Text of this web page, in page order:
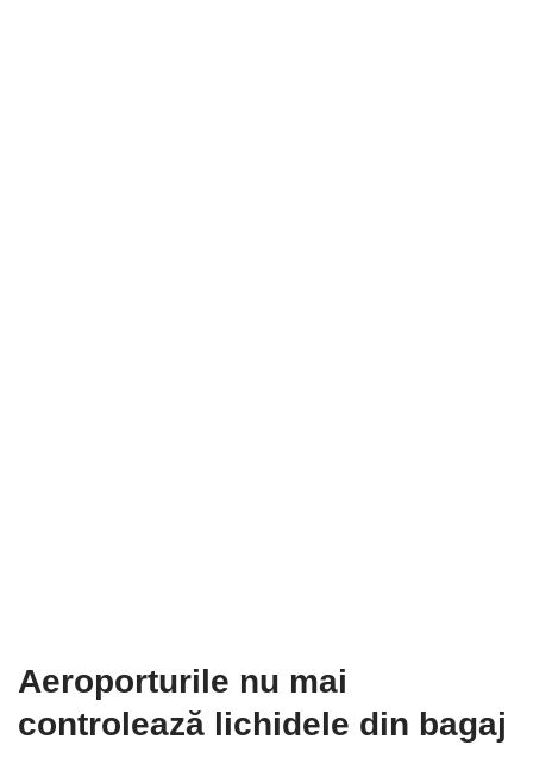
Aeroporturile nu mai
controlează lichidele din bagaj